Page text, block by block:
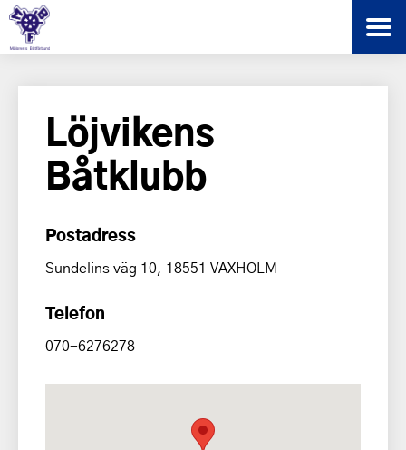
Löjvikens
Båtklubb
Postadress
Sundelins väg 10, 18551 VAXHOLM
Telefon
070-6276278